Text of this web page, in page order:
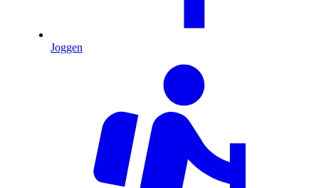
Joggen